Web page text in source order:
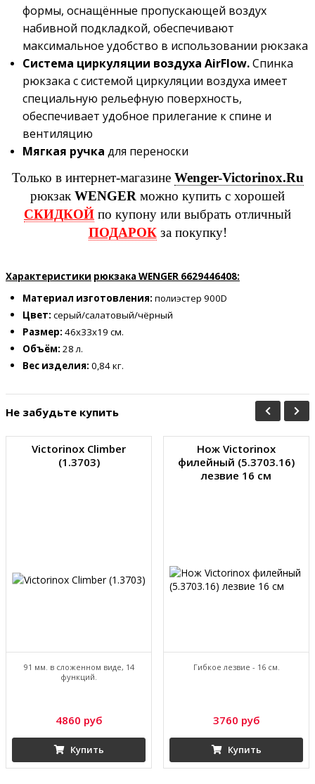
формы, оснащённые пропускающей воздух
набивной подкладкой, обеспечивают
максимальное удобство в использовании рюкзака
Система циркуляции воздуха AirFlow.Спинка
рюкзака с системой циркуляции воздуха имеет
специальную рельефную поверхность,
обеспечивает удобное прилегание к спине и
вентиляцию
Мягкая ручка для переноски
Только в интернет-магазине Wenger-Victorinox.Ru
рюкзак WENGER можно купить с хорошей
СКИДКОЙ по купону или выбрать отличный
ПОДАРОКза покупку!
Характеристики рюкзака WENGER 6629446408:
Материал изготовления: полиэстер 900D
Цвет: серый/салатовый/чёрный
Размер: 46x33x19 см.
Объём: 28 л.
Вес изделия: 0,84 кг.
Не забудьте купить
Victorinox Climber
(1.3703)
91 мм. в сложенном виде, 14
функций.
4860 руб
Купить
Нож Victorinox
филейный (5.3703.16)
лезвие 16 см
Гибкое лезвие - 16 см.
3760 руб
Купить